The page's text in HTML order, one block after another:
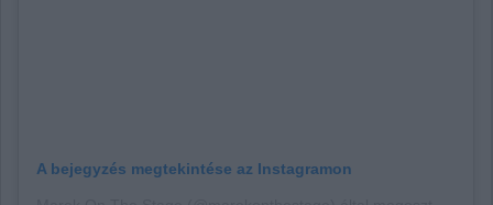
A bejegyzés megtekintése az Instagramon